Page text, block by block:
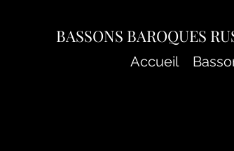
BASSONS BAROQUES
Accueil